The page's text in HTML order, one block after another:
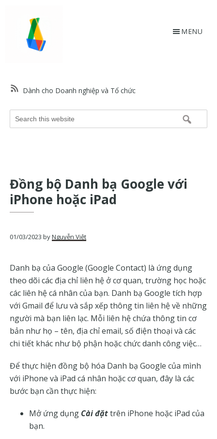
content
web
hỗ
trợ
Google
các
sản
Google
Dành cho Doanh nghiệp và Tổ chức
Search
this
MENU
Đồng bộ Danh bạ Google với
iPhone hoặc iPad
01/03/2023 byNguyễn Việt
Danh bạ của Google (Google Contact) là ứng dụng
theo dõi các địa chỉ liên hệ ở cơ quan, trường học hoặc
các liên hệ cá nhân của bạn. Danh bạ Google tích hợp
với Gmail để lưu và sắp xếp thông tin liên hệ về những
người mà bạn liên lạc. Mỗi liên hệ chứa thông tin cơ
bản như họ – tên, địa chỉ email, số điện thoại và các
chi tiết khác như bộ phận hoặc chức danh công việc…
Để thực hiện đồng bộ hóa Danh bạ Google của mình
với iPhone và iPad cá nhân hoặc cơ quan, đây là các
bước bạn cần thực hiện:
Mở ứng dụng Cài đặttrên iPhone hoặc iPad của
bạn.